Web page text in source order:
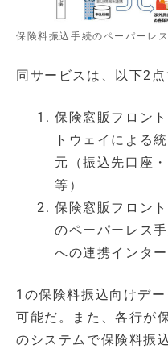
保険料振込手続のペーパーレ
同サービスは、以下2点
保険窓販フロン
トウェイによる
元（振込先口座
等）
保険窓販フロン
のペーパーレス
への連携インタ
1の保険料振込向けデ
可能だ。また、各行が
のシステムで保険料振